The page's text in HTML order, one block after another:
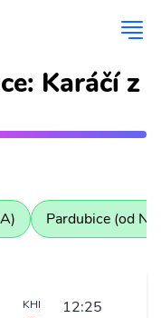
Karáčí z
Pardubice (od N/
KHI 12:25